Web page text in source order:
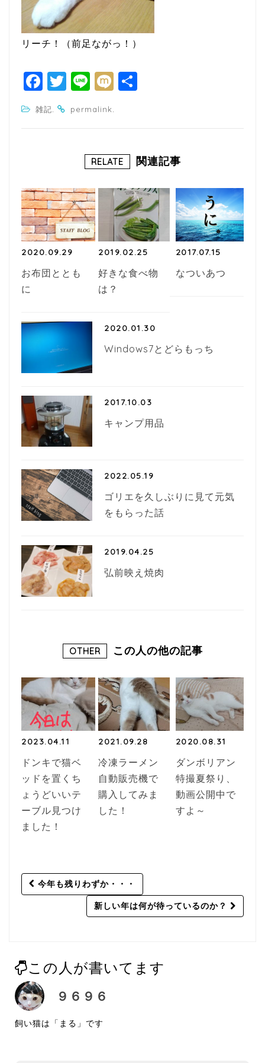
リーチ！（前足ながっ！）
F
a
c
o
k
T
itt
Li
n
e
M
雑記. permalink.
RELATE 関連記事
2020.09.29
お布団ととも
に
2019.02.25
好きな食べ物
は？
2017.07.15
なついあつ
2020.01.30
Windows7とどらもっち
2017.10.03
キャンプ用品
2022.05.19
ゴリエを久しぶりに見て元気
をもらった話
2019.04.25
弘前映え焼肉
OTHER この人の他の記事
2023.04.11
ドンキで猫ベ
ッドを置くち
ょうどいいテ
ーブル見つけ
ました！
2021.09.28
冷凍ラーメン
自動販売機で
購入してみま
した！
2020.08.31
ダンボリアン
特撮夏祭り、
動画公開中で
すよ～
Post
navigation
今年も残りわずか・・・
新しい年は何が待っているのか？
この人が書いてます
９６９６
飼い猫は「まる」です